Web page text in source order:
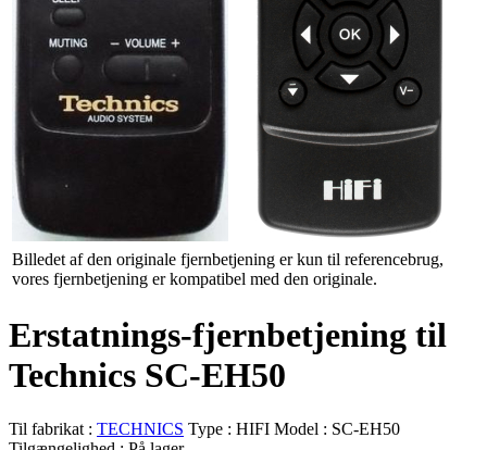
Billedet af den originale fjernbetjening er kun til referencebrug,
vores fjernbetjening er kompatibel med den originale.
Erstatnings-fjernbetjening til
Technics SC-EH50
Til fabrikat : TECHNICS Type : HIFI Model : SC-EH50